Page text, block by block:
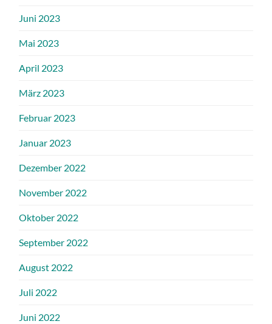
Juni 2023
Mai 2023
April 2023
März 2023
Februar 2023
Januar 2023
Dezember 2022
November 2022
Oktober 2022
September 2022
August 2022
Juli 2022
Juni 2022